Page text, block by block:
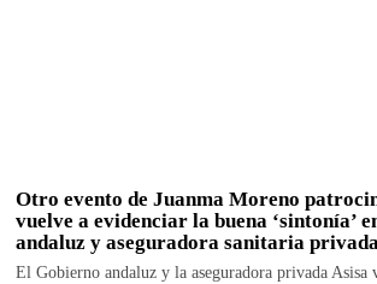
Otro evento de Juanma Moreno
vuelve a evidenciar la buena ‘sintonía’
andaluz y aseguradora sanitaria privada
El Gobierno andaluz y la aseguradora privada Asisa